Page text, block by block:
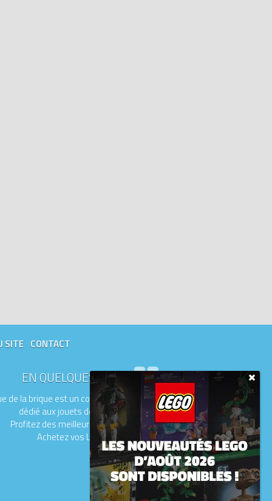
SITE CONTACT
EN QUELQUES MOTS
de la brique est un comparateur de prix
dédié aux jouets de la marque LEGO.
Profitez des meilleurs prix du moment.
Achetez vos LEGO moins chers.